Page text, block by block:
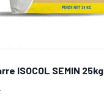
ISOCOL SEMIN 25kg